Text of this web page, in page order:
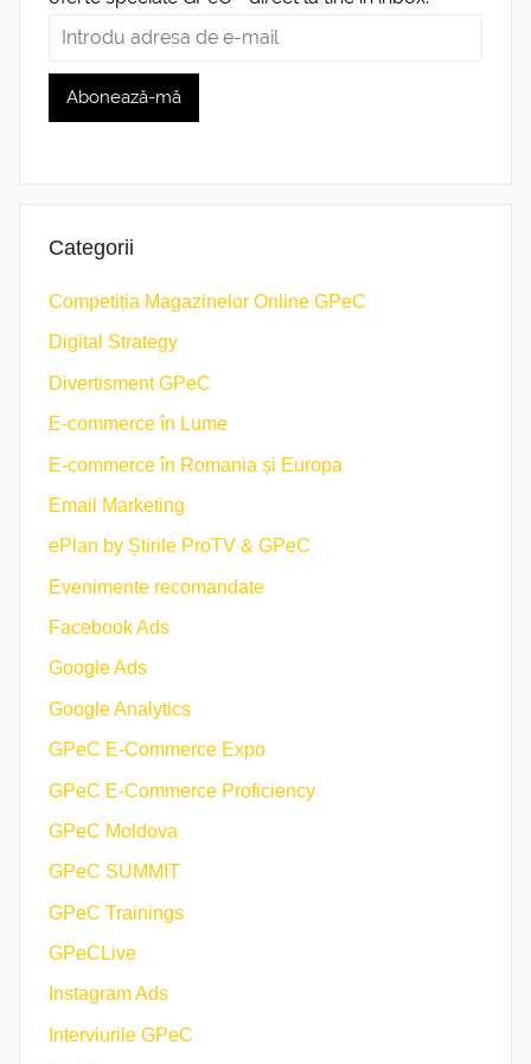
Categorii
Competiția Magazinelor Online GPeC
Digital Strategy
Divertisment GPeC
E-commerce în Lume
E-commerce în Romania și Europa
Email Marketing
ePlan by Știrile ProTV & GPeC
Evenimente recomandate
Facebook Ads
Google Ads
Google Analytics
GPeC E-Commerce Expo
GPeC E-Commerce Proficiency
GPeC Moldova
GPeC SUMMIT
GPeC Trainings
GPeCLive
Instagram Ads
Interviurile GPeC